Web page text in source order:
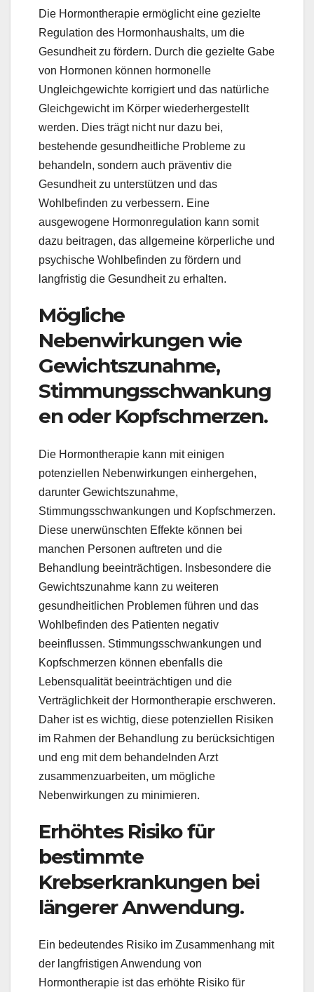
Die Hormontherapie ermöglicht eine gezielte
Regulation des Hormonhaushalts, um die
Gesundheit zu fördern. Durch die gezielte Gabe
von Hormonen können hormonelle
Ungleichgewichte korrigiert und das natürliche
Gleichgewicht im Körper wiederhergestellt
werden. Dies trägt nicht nur dazu bei,
bestehende gesundheitliche Probleme zu
behandeln, sondern auch präventiv die
Gesundheit zu unterstützen und das
Wohlbefinden zu verbessern. Eine
ausgewogene Hormonregulation kann somit
dazu beitragen, das allgemeine körperliche und
psychische Wohlbefinden zu fördern und
langfristig die Gesundheit zu erhalten.
Mögliche
Nebenwirkungen wie
Gewichtszunahme,
Stimmungsschwankung
en oder Kopfschmerzen.
Die Hormontherapie kann mit einigen
potenziellen Nebenwirkungen einhergehen,
darunter Gewichtszunahme,
Stimmungsschwankungen und Kopfschmerzen.
Diese unerwünschten Effekte können bei
manchen Personen auftreten und die
Behandlung beeinträchtigen. Insbesondere die
Gewichtszunahme kann zu weiteren
gesundheitlichen Problemen führen und das
Wohlbefinden des Patienten negativ
beeinflussen. Stimmungsschwankungen und
Kopfschmerzen können ebenfalls die
Lebensqualität beeinträchtigen und die
Verträglichkeit der Hormontherapie erschweren.
Daher ist es wichtig, diese potenziellen Risiken
im Rahmen der Behandlung zu berücksichtigen
und eng mit dem behandelnden Arzt
zusammenzuarbeiten, um mögliche
Nebenwirkungen zu minimieren.
Erhöhtes Risiko für
bestimmte
Krebserkrankungen bei
längerer Anwendung.
Ein bedeutendes Risiko im Zusammenhang mit
der langfristigen Anwendung von
Hormontherapie ist das erhöhte Risiko für